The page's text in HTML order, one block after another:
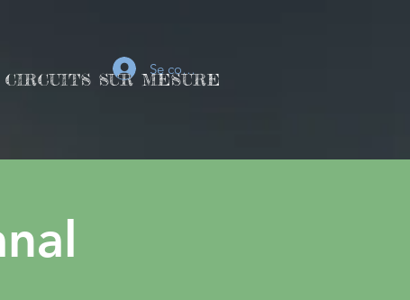
CIRCUITS SUR MESURE
Se connecter